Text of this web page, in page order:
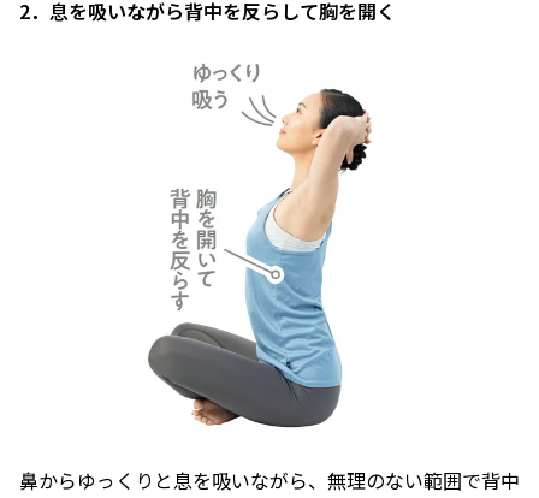
2．息を吸いながら背中を反らして胸を開く
鼻からゆっくりと息を吸いながら、無理のない範囲で背中